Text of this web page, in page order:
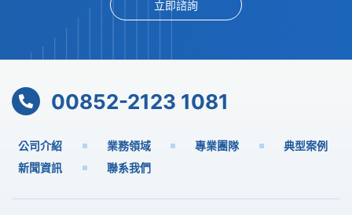
立即諮詢
00852-2123 1081
公司介紹 業務領域 專業團隊
典型案例
新聞資訊
聯系我們